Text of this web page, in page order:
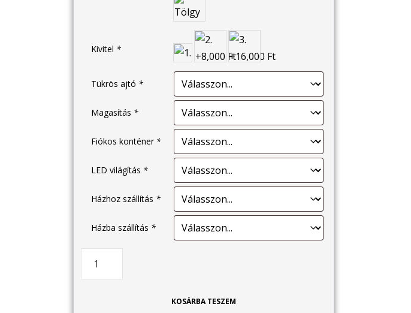
Kivitel *
Tükrös ajtó *
Magasítás *
Fiókos konténer *
LED világítás *
Házhoz szállítás *
Házba szállítás *
KOSÁRBA TESZEM